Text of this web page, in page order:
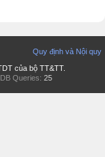
Quy định và Nội quy
của bộ TT&TT.
DB Queries: 25